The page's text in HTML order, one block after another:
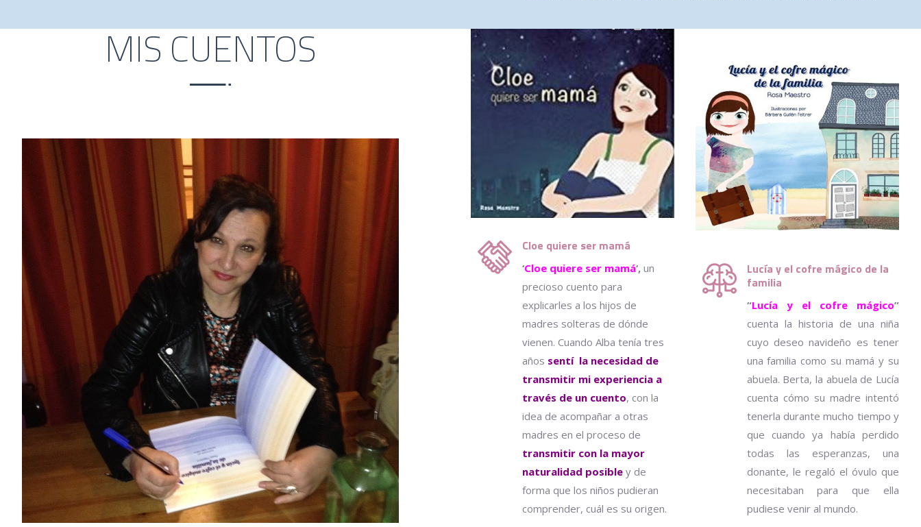
MIS CUENTOS
Cloe quiere ser mamá
‘Cloe quiere ser mamá‘, un
precioso cuento para
explicarles a los hijos de
madres solteras de dónde
vienen. Cuando Alba tenía tres
años sentí la necesidad de
transmitir mi experiencia a
través de un cuento, con la
idea de acompañar a otras
madres en el proceso de
transmitir con la mayor
naturalidad posible y de
forma que los niños pudieran
comprender, cuál es su origen.
Lucía y el cofre mágico de la
familia
“Lucía y el cofre mágico”
cuenta la historia de una niña
cuyo deseo navideño es tener
una familia como su mamá y su
abuela. Berta, la abuela de Lucía
cuenta cómo su madre intentó
tenerla durante mucho tiempo y
que cuando ya había perdido
todas las esperanzas, una
donante, le regaló el óvulo que
necesitaban para que ella
pudiese venir al mundo.